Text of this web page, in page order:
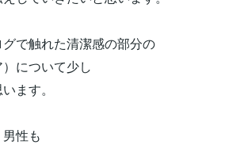
で触れた清潔感の部分の
について少し
ます。
性も